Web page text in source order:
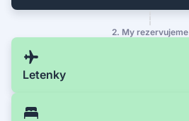
2. My rezervujeme
Letenky